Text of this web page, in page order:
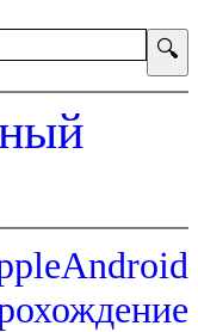
🔍
Android